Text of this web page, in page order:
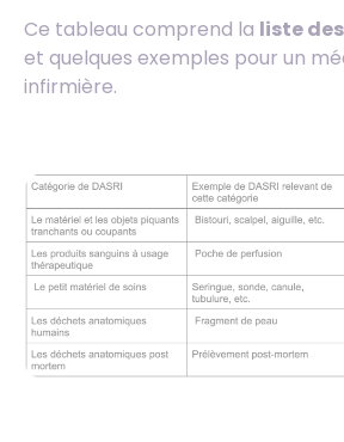
Ce tableau comprend la liste
et quelques exemples pour un
infirmière.